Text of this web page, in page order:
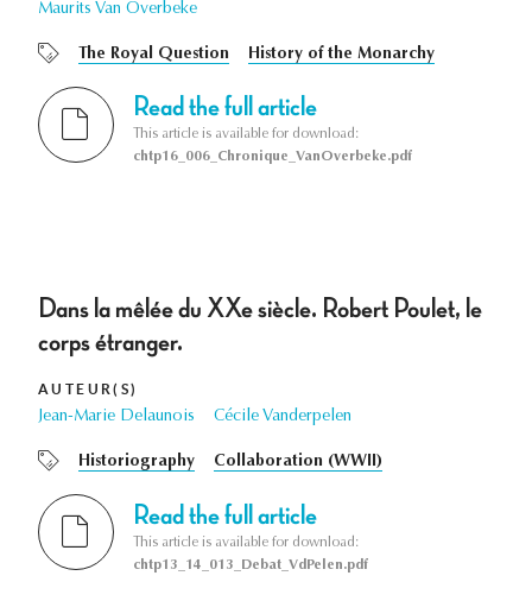
Maurits Van Overbeke
The Royal Question History of the Monarchy
Read the full article
This article is available for download:
chtp16_006_Chronique_VanOverbeke.pdf
Dans la mêlée du XXe siècle. Robert Poulet, le
corps étranger.
AUTEUR(S)
Jean-Marie Delaunois Cécile Vanderpelen
Historiography Collaboration (WWII)
Read the full article
This article is available for download:
chtp13_14_013_Debat_VdPelen.pdf